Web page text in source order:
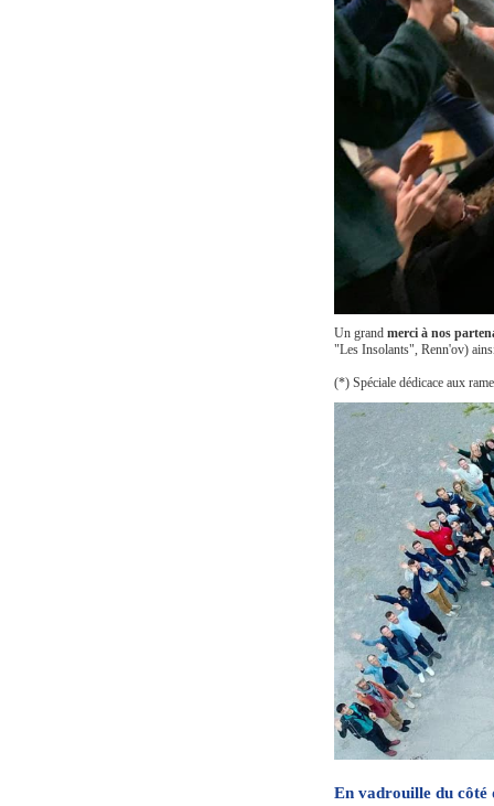
Un grand merci à nos
"Les Insolants", Renn'ov)
(*) Spéciale dédicace aux
En vadrouille du côté